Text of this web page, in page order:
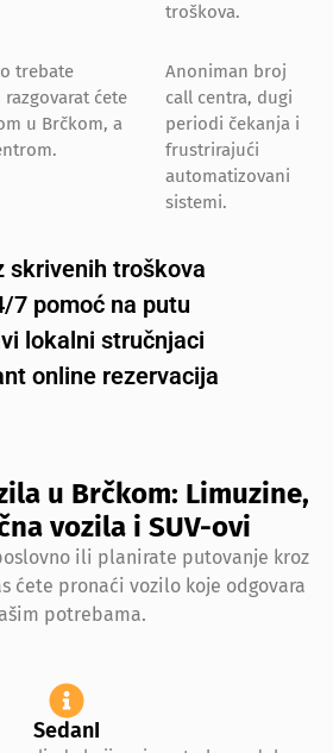
troškova.
trebate
ćete
u Brčkom, a
Anoniman broj
call centra, dugi
periodi čekanja i
frustrirajući
automatizovani
sistemi.
skrivenih troškova
7 pomoć na putu
lokalni stručnjaci
online rezervacija
u Brčkom: Limuzine,
vozila i SUV-ovi
ili planirate putovanje kroz
ćete pronaći vozilo koje odgovara
potrebama.
SedanI